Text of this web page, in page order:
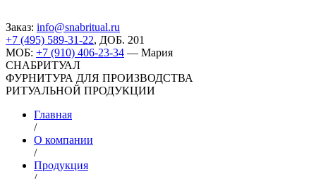
Заказ: info@snabritual.ru
+7 (495) 589-31-22, ДОБ. 201
МОБ: +7 (910) 406-23-34 — Мария
СНАБРИТУАЛ
ФУРНИТУРА ДЛЯ ПРОИЗВОДСТВА
РИТУАЛЬНОЙ ПРОДУКЦИИ
Главная
/
О компании
/
Продукция